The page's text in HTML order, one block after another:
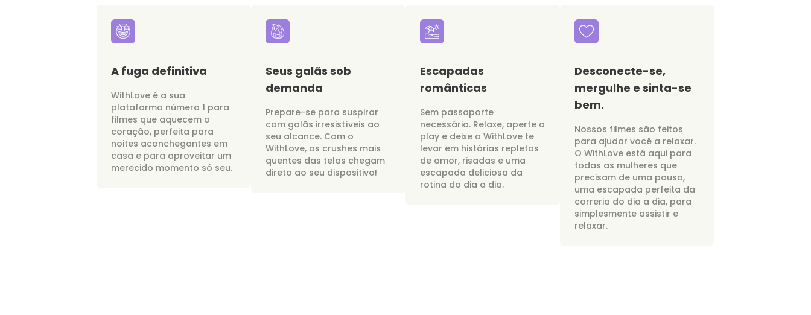
A fuga definitiva
WithLove é a sua
plataforma número 1 para
filmes que aquecem o
coração, perfeita para
noites aconchegantes em
casa e para aproveitar um
merecido momento só seu.
Seus galãs sob
demanda
Prepare-se para suspirar
com galãs irresistíveis ao
seu alcance. Com o
WithLove, os crushes mais
quentes das telas chegam
direto ao seu dispositivo!
Escapadas
românticas
Sem passaporte
necessário. Relaxe, aperte o
play e deixe o WithLove te
levar em histórias repletas
de amor, risadas e uma
escapada deliciosa da
rotina do dia a dia.
Desconecte-se,
mergulhe e sinta-se
bem.
Nossos filmes são feitos
para ajudar você a relaxar.
O WithLove está aqui para
todas as mulheres que
precisam de uma pausa,
uma escapada perfeita da
correria do dia a dia, para
simplesmente assistir e
relaxar.